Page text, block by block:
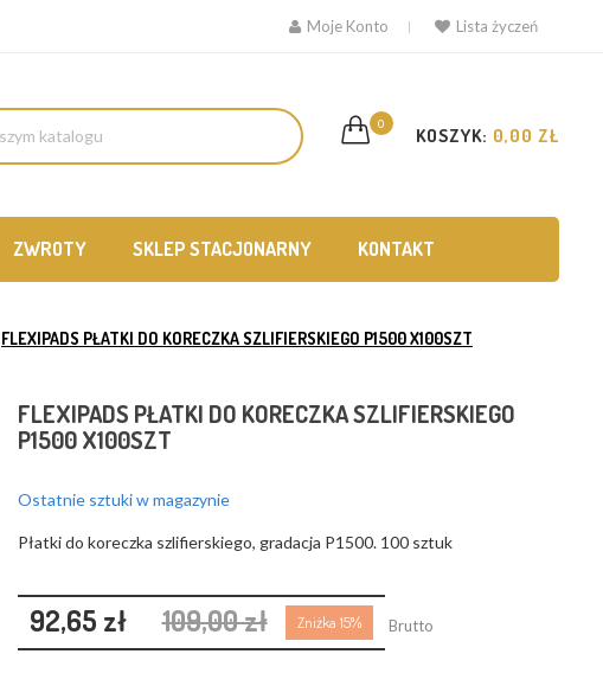
Moje Konto Lista życzeń
0
KOSZYK: 0,00 ZŁ
ZWROTY SKLEP STACJONARNY KONTAKT
FLEXIPADS PŁATKI DO KORECZKA SZLIFIERSKIEGO P1500 X100SZT
FLEXIPADS PŁATKI DO KORECZKA SZLIFIERSKIEGO
P1500 X100SZT
Ostatnie sztuki w magazynie
Płatki do koreczka szlifierskiego, gradacja P1500. 100 sztuk
92,65 zł 109,00 zł Zniżka 15% Brutto